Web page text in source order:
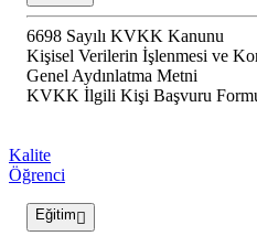
6698 Sayılı KVKK Kanunu
Kişisel Verilerin İşlenmesi ve
Genel Aydınlatma Metni
KVKK İlgili Kişi Başvuru
Kalite
Öğrenci
Eğitim